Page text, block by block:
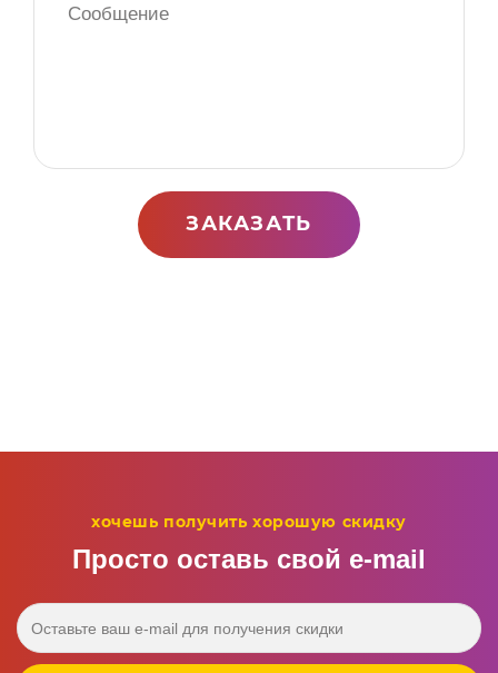
ЗАКАЗАТЬ
хочешь получить хорошую скидку
Просто оставь свой e‑mail